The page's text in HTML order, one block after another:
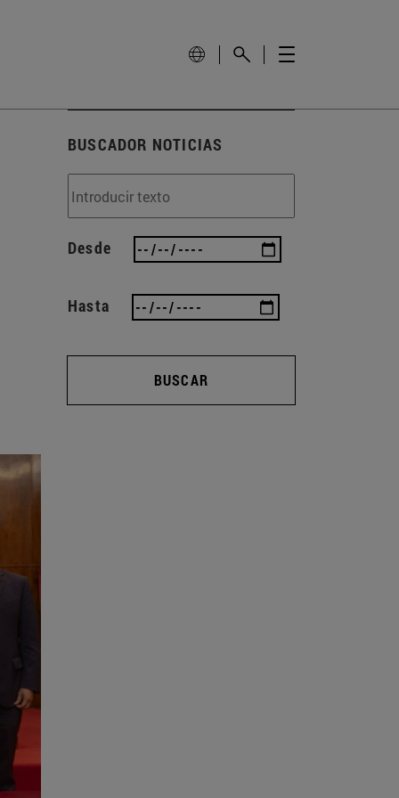
BUSCADOR NOTICIAS
Desde
Hasta
BUSCAR